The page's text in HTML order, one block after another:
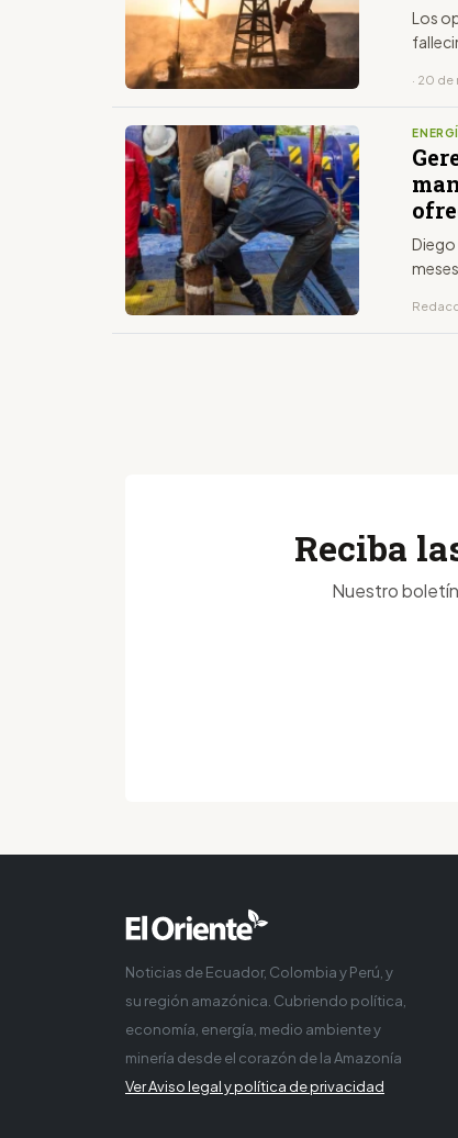
Los
· 20
Diego
meses
Reciba
Nuestro
Noticias de Ecuador, Colombia y Perú, y
su región amazónica. Cubriendo política,
economía, energía, medio ambiente y
minería desde el corazón de la Amazonía
Ver Aviso legal y política de privacidad